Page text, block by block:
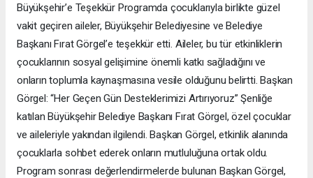
Büyükşehir’e Teşekkür Programda çocuklarıyla birlikte güzel
vakit geçiren aileler, Büyükşehir Belediyesine ve Belediye
Başkanı Fırat Görgel’e teşekkür etti. Aileler, bu tür etkinliklerin
çocuklarının sosyal gelişimine önemli katkı sağladığını ve
onların toplumla kaynaşmasına vesile olduğunu belirtti. Başkan
Görgel: “Her Geçen Gün Desteklerimizi Artırıyoruz” Şenliğe
katılan Büyükşehir Belediye Başkanı Fırat Görgel, özel çocuklar
ve aileleriyle yakından ilgilendi. Başkan Görgel, etkinlik alanında
çocuklarla sohbet ederek onların mutluluğuna ortak oldu.
Program sonrası değerlendirmelerde bulunan Başkan Görgel,